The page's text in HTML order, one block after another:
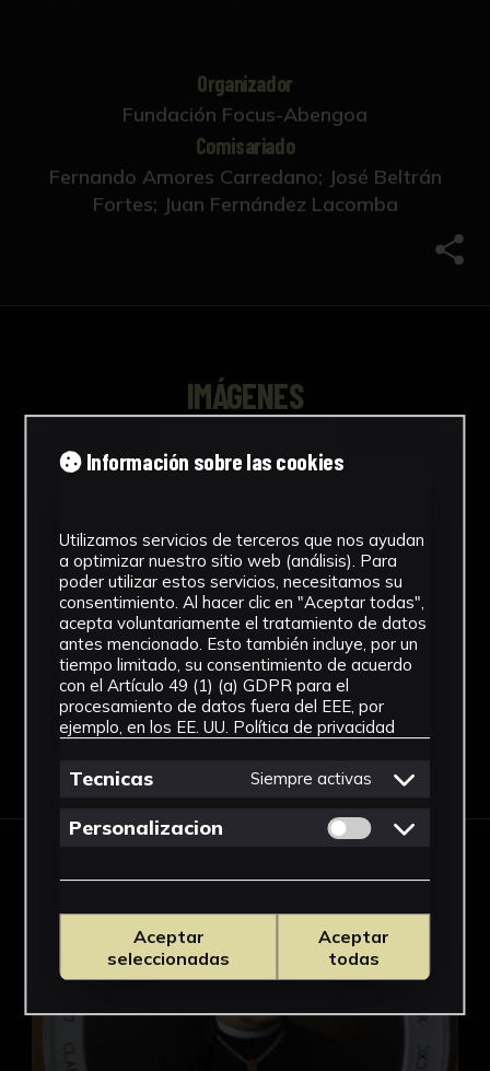
Organizador
Fundación Focus-Abengoa
Comisariado
Fernando Amores Carredano; José Beltrán
Fortes; Juan Fernández Lacomba
IMÁGENES
Francisco Mateos Gago
Información sobre las cookies
Utilizamos servicios de terceros que nos ayudan
a optimizar nuestro sitio web (análisis). Para
poder utilizar estos servicios, necesitamos su
consentimiento. Al hacer clic en "Aceptar todas",
acepta voluntariamente el tratamiento de datos
antes mencionado. Esto también incluye, por un
tiempo limitado, su consentimiento de acuerdo
con el Artículo 49 (1) (a) GDPR para el
procesamiento de datos fuera del EEE, por
ejemplo, en los EE. UU. Política de privacidad
Tecnicas Siempre activas
Personalizacion Permitir cookies
Aceptar
seleccionadas
Aceptar
todas